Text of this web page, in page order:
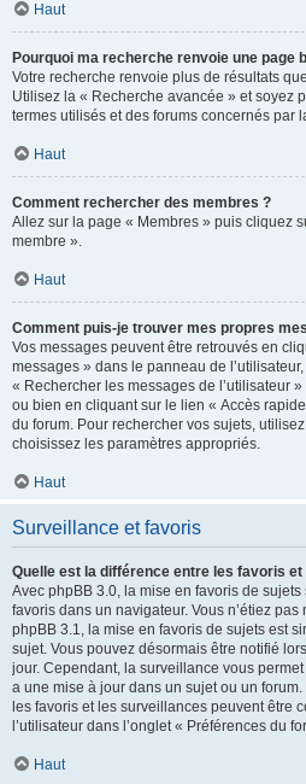
Haut
Pourquoi ma recherche renvoie une page
Votre recherche renvoie plus de résultats
Utilisez la « Recherche avancée » et soyez
termes utilisés et des forums concernés par
Haut
Comment rechercher des membres ?
Allez sur la page « Membres » puis cliquez
membre ».
Haut
Comment puis-je trouver mes propres
Vos messages peuvent être retrouvés en
messages » dans le panneau de
« Rechercher les messages de l’utilisateur
ou bien en cliquant sur le lien « Accès
du forum. Pour rechercher vos sujets,
choisissez les paramètres appropriés.
Haut
Surveillance et favoris
Quelle est la différence entre les favoris
Avec phpBB 3.0, la mise en favoris de
favoris dans un navigateur. Vous n’étiez
phpBB 3.1, la mise en favoris de sujets est
sujet. Vous pouvez désormais être notifié
jour. Cependant, la surveillance vous
a une mise à jour dans un sujet ou un
les favoris et les surveillances peuvent être
l’utilisateur dans l’onglet « Préférences du
Haut